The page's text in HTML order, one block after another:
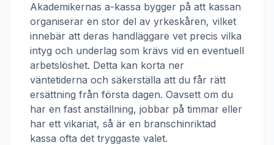
Akademikernas a-kassa bygger på att kassan
organiserar en stor del av yrkeskåren, vilket
innebär att deras handläggare vet precis vilka
intyg och underlag som krävs vid en eventuell
arbetslöshet. Detta kan korta ner
väntetiderna och säkerställa att du får rätt
ersättning från första dagen. Oavsett om du
har en fast anställning, jobbar på timmar eller
har ett vikariat, så är en branschinriktad
kassa ofta det tryggaste valet.